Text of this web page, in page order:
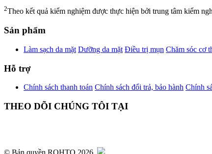
2Theo kết quả kiểm nghiệm được thực hiện bởi trung tâm kiểm
Sản phẩm
Làm sạch da mặt Dưỡng da mặt Điều trị mụn Chăm sóc cơ
Hỗ trợ
Chính sách thanh toán Chính sách đổi trả, bảo hành Chính
THEO DÕI CHÚNG TÔI TẠI
© Bản quyền ROHTO 2026.